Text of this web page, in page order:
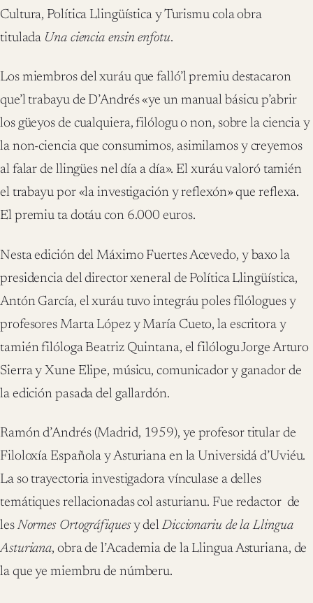
Cultura, Política Llingüística y Turismu cola obra
titulada Una ciencia ensin enfotu.
Los miembros del xuráu que falló’l premiu destacaron
que’l trabayu de D’Andrés «ye un manual básicu p’abrir
los güeyos de cualquiera, filólogu o non, sobre la ciencia y
la non-ciencia que consumimos, asimilamos y creyemos
al falar de llingües nel día a día». El xuráu valoró tamién
el trabayu por «la investigación y reflexón» que reflexa.
El premiu ta dotáu con 6.000 euros.
Nesta edición del Máximo Fuertes Acevedo, y baxo la
presidencia del director xeneral de Política Llingüística,
Antón García, el xuráu tuvo integráu poles filólogues y
profesores Marta López y María Cueto, la escritora y
tamién filóloga Beatriz Quintana, el filólogu Jorge Arturo
Sierra y Xune Elipe, músicu, comunicador y ganador de
la edición pasada del gallardón.
Ramón d’Andrés (Madrid, 1959), ye profesor titular de
Filoloxía Española y Asturiana en la Universidá d’Uviéu.
La so trayectoria investigadora vínculase a delles
temátiques rellacionadas col asturianu. Fue redactor de
lesNormes Ortográfiquesy delDiccionariu de la Llingua
Asturiana, obra de l’Academia de la Llingua Asturiana, de
la que ye miembru de númberu.